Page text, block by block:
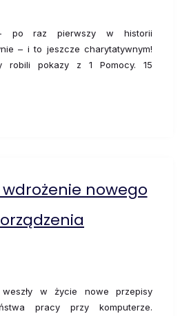
po raz pierwszy w historii
– i to jeszcze charytatywnym!
robili pokazy z 1 Pomocy. 15
nowego
w życie nowe przepisy
pracy przy komputerze.